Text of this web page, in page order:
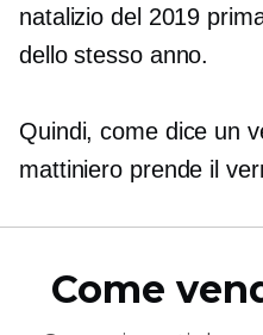
natalizio del 2019
dello stesso anno.
Quindi, come dice un
mattiniero prende il
Come